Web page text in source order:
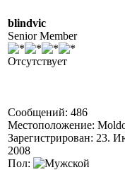
blindvic
Senior Member
Отсутствует
Сообщений: 486
Местоположение:
Зарегистрирован: 23.
2008
Пол: